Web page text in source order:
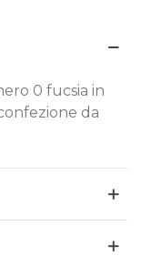
0 fucsia in
da